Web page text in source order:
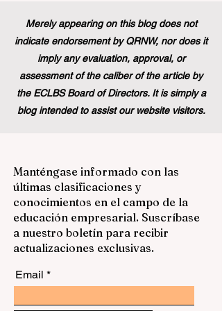
Merely appearing on this blog does not
indicate endorsement by QRNW, nor does it
imply any evaluation, approval, or
assessment of the caliber of the article by
the ECLBS Board of Directors. It is simply a
blog intended to assist our website visitors.
Manténgase informado con las
últimas clasificaciones y
conocimientos en el campo de la
educación empresarial. Suscríbase
a nuestro boletín para recibir
actualizaciones exclusivas.
Email